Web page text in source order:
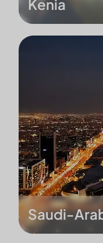
Kenia
Saudi-